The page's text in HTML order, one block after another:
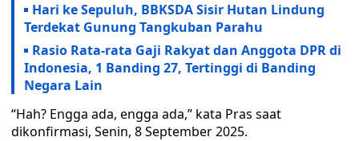
Hari ke Sepuluh, BBKSDA Sisir Hutan Lindung
Terdekat Gunung Tangkuban Parahu
Rasio Rata-rata Gaji Rakyat dan Anggota DPR di
Indonesia, 1 Banding 27, Tertinggi di Banding
Negara Lain
“Hah? Engga ada, engga ada,” kata Pras saat
dikonfirmasi, Senin, 8 September 2025.